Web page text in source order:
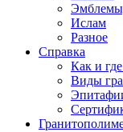
Ислам
Разное
Справка
Как и
Виды